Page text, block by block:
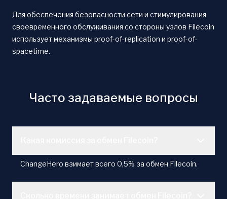
Для обеспечения безопасности сети и стимулирования
своевременного обслуживания со стороны узлов Filecoin
использует механизмы proof-of-replication и proof-of-
spacetime.
Часто задаваемые вопросы
ChangeHero взимает всего 0,5% за обмен Filecoin.